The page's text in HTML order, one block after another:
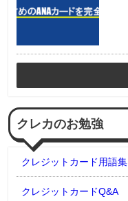
クレカのお勉強
クレジットカード用語集
クレジットカードQ&A